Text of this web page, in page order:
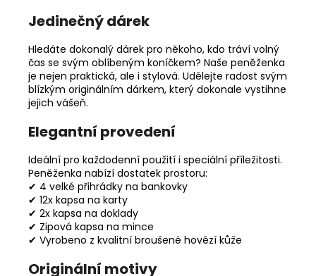
Jedinečný dárek
Hledáte dokonalý dárek pro někoho, kdo tráví volný
čas se svým oblíbeným koníčkem? Naše peněženka
je nejen praktická, ale i stylová. Udělejte radost svým
blízkým originálním dárkem, který dokonale vystihne
jejich vášeň.
Elegantní provedení
Ideální pro každodenní použití i speciální příležitosti.
Peněženka nabízí dostatek prostoru:
✔ 4 velké přihrádky na bankovky
✔ 12x kapsa na karty
✔ 2x kapsa na doklady
✔ Zipová kapsa na mince
✔ Vyrobeno z kvalitní broušené hovězí kůže
Originální motivy